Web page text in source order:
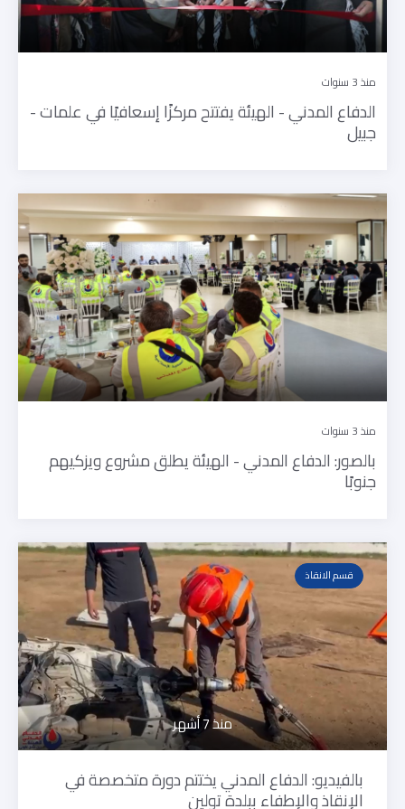
منذ 3 سنوات
الدفاع المدني - الهيئة يفتتح مركزًا إسعافيًا في علمات -
جبيل
منذ 3 سنوات
بالصور: الدفاع المدني - الهيئة يطلق مشروع ويزكيهم
جنوبًا
قسم الانقاذ
منذ 7 أشهر
بالفيديو: الدفاع المدني يختتم دورة متخصصة في
الإنقاذ والإطفاء ببلدة تولين